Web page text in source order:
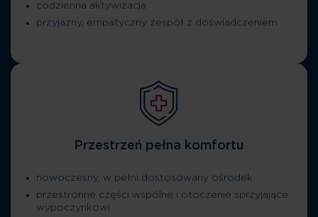
codzienna aktywizacja
przyjazny, empatyczny zespół z doświadczeniem
Przestrzeń pełna komfortu
nowoczesny, w pełni dostosowany ośrodek
przestronne części wspólne i otoczenie sprzyjające
wypoczynkowi